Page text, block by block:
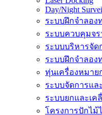
Day/Night
ระบบฝึกจำลอง
ระบบควบคุมจร
ระบบบริหารจัด
ระบบฝึกจำลอง
ทุ่นเครื่องหมาย
ระบบจัดการแล
ระบบยกและเค
โครงการปักไม้